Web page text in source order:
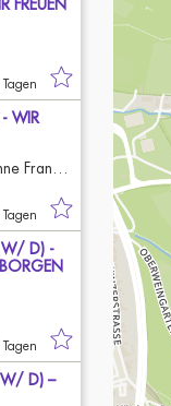
FREUEN
WIR
W/ D) -
W/ D) –